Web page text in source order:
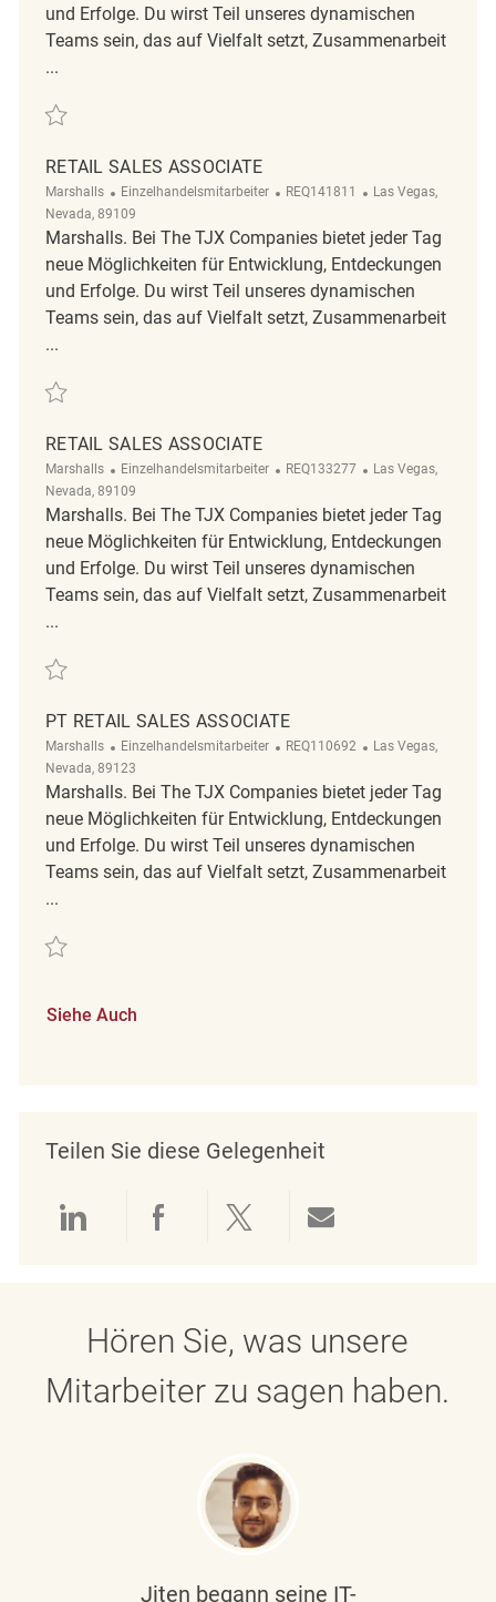
und Erfolge. Du wirst Teil unseres dynamischen
Teams sein, das auf Vielfalt setzt, Zusammenarbeit
...
Retten Retail sales associate REQ108489
RETAIL SALES ASSOCIATE
Marshalls Kategorie
Einzelhandelsmitarbeiter ReqId
REQ141811 Ort
Las Vegas,
Nevada, 89109
Marshalls. Bei The TJX Companies bietet jeder Tag
neue Möglichkeiten für Entwicklung, Entdeckungen
und Erfolge. Du wirst Teil unseres dynamischen
Teams sein, das auf Vielfalt setzt, Zusammenarbeit
...
Retten Retail sales Associate REQ141811
RETAIL SALES ASSOCIATE
Marshalls Kategorie
Einzelhandelsmitarbeiter ReqId
REQ133277 Ort
Las Vegas,
Nevada, 89109
Marshalls. Bei The TJX Companies bietet jeder Tag
neue Möglichkeiten für Entwicklung, Entdeckungen
und Erfolge. Du wirst Teil unseres dynamischen
Teams sein, das auf Vielfalt setzt, Zusammenarbeit
...
Retten Retail Sales Associate REQ133277
PT RETAIL SALES ASSOCIATE
Marshalls Kategorie
Einzelhandelsmitarbeiter ReqId
REQ110692 Ort
Las Vegas,
Nevada, 89123
Marshalls. Bei The TJX Companies bietet jeder Tag
neue Möglichkeiten für Entwicklung, Entdeckungen
und Erfolge. Du wirst Teil unseres dynamischen
Teams sein, das auf Vielfalt setzt, Zusammenarbeit
...
Retten PT Retail Sales Associate REQ110692
Siehe Auch
Teilen Sie diese Gelegenheit
Über LinkedIn teilen
Über Facebook teilen
Über Twitter teilen
Hören Sie, was unsere
Mitarbeiter zu sagen haben.
Jiten begann seine IT-